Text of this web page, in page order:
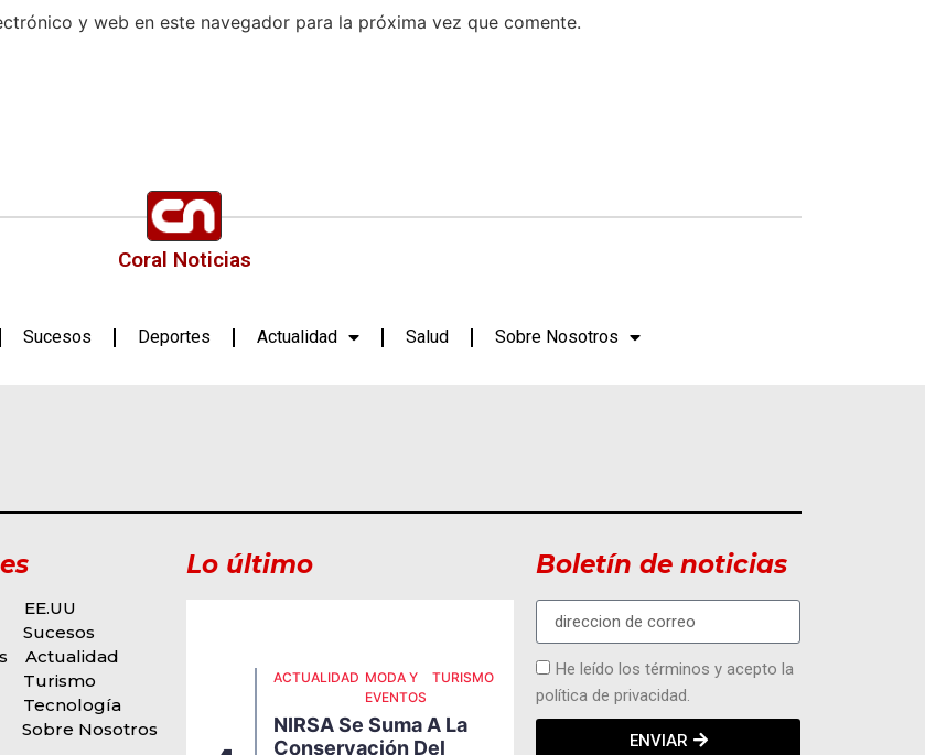
y web en este navegador para la próxima vez que comente.
Coral Noticias
Sucesos Deportes Actualidad Salud Sobre Nosotros
EE.UU
Sucesos
Actualidad
Turismo
Tecnología
Sobre Nosotros
Lo último
DEPORTES MODA Y
EVENTOS
Abre Paso A
Generación
ACTUALIDAD MODA Y
EVENTOS
TURISMO
NIRSA Se Suma A La
Conservación Del
ACTUALIDAD
La Prevención
Empieza Antes De Las
Boletín de noticias
He leído los términos y acepto la
política de privacidad.
ENVIAR